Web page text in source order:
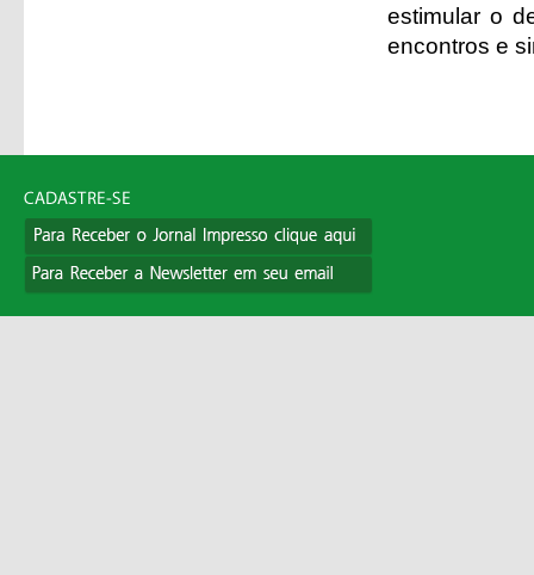
estimular o
encontros e